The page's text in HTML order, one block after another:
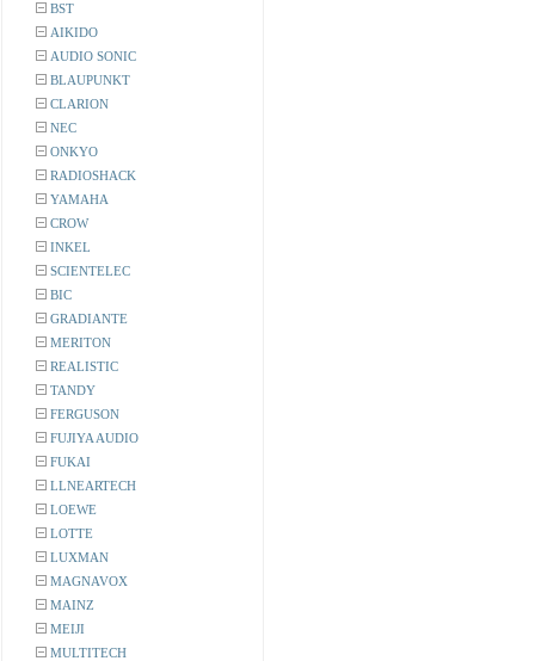
BST
AIKIDO
AUDIO SONIC
BLAUPUNKT
CLARION
NEC
ONKYO
RADIOSHACK
YAMAHA
CROW
INKEL
SCIENTELEC
BIC
GRADIANTE
MERITON
REALISTIC
TANDY
FERGUSON
FUJIYA AUDIO
FUKAI
LLNEARTECH
LOEWE
LOTTE
LUXMAN
MAGNAVOX
MAINZ
MEIJI
MULTITECH